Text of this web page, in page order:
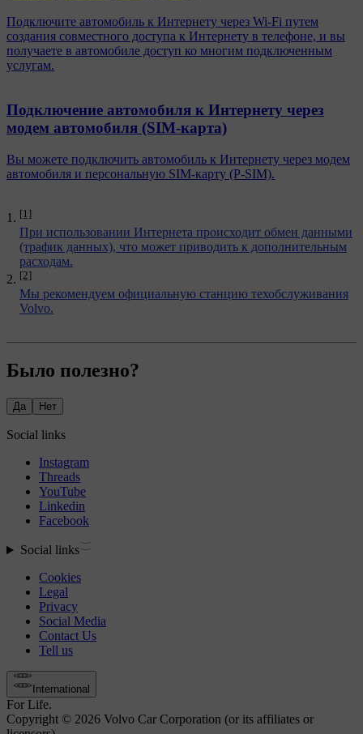
[1]
При использовании Интернета происходит обмен данными
(трафик данных), что может приводить к дополнительным
расходам.
[2]
Мы рекомендуем официальную станцию техобслуживания
Volvo.
Подключите автомобиль к Интернету через Wi-Fi путем
создания совместного доступа к Интернету в телефоне, и вы
получаете в автомобиле доступ ко многим подключенным
услугам.
Подключение автомобиля к Интернету через
модем автомобиля (SIM-карта)
Вы можете подключить автомобиль к Интернету через модем
автомобиля и персональную SIM-карту (P-SIM).
Было полезно?
Да Нет